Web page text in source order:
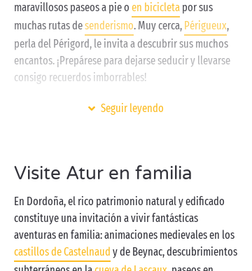
maravillosos paseos a pie o en bicicleta por sus
muchas rutas desenderismo. Muy cerca, Périgueux,
perla del Périgord, le invita a descubrir sus muchos
encantos. ¡Prepárese para dejarse seducir y llevarse
consigo recuerdos imborrables!
En el corazón de este oasis de verdor podrá alojarse
tienda de campaña, caravana o camping car. Mientras
miniclubes gratuitos, usted podrá relajarse en las
piscinas climatizadas del inmenso parque acuático,
disfrutar de los terrenos
deportivos
y las actividades
propuestas a lo largo de la jornada o salir a explorar
Seguir leyendo
Visite Atur en familia
En Dordoña, el rico patrimonio natural y edificado
constituye una invitación a vivir fantásticas
aventuras en familia: animaciones medievales en los
castillos de Castelnaud y de Beynac, descubrimientos